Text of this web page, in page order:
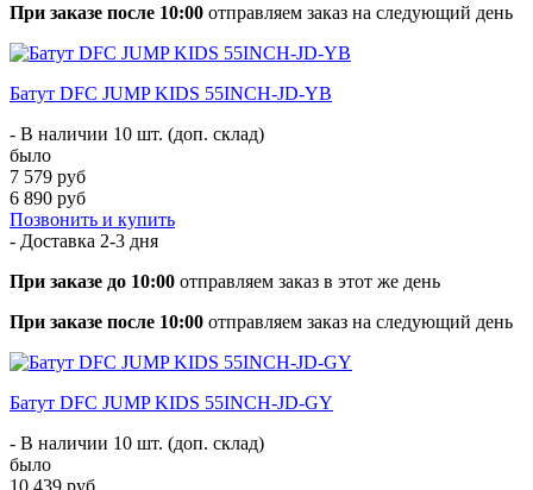
При заказе после 10:00 отправляем заказ на следующий день
Батут DFC JUMP KIDS 55INCH-JD-YB
- В наличии 10 шт. (доп. склад)
было
7 579 руб
6 890 руб
Позвонить и купить
- Доставка 2-3 дня
При заказе до 10:00 отправляем заказ в этот же день
При заказе после 10:00 отправляем заказ на следующий день
Батут DFC JUMP KIDS 55INCH-JD-GY
- В наличии 10 шт. (доп. склад)
было
10 439 руб